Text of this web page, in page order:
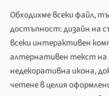
Обходихме всеки файл,
достъпност: дизайн на
всеки интерактивен
алтернативен текст на
недекоративна икона,
четене в целия